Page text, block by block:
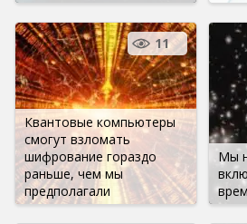
Квантовые компьютеры
смогут взломать
шифрование гораздо
раньше, чем мы
предполагали
11
Мы